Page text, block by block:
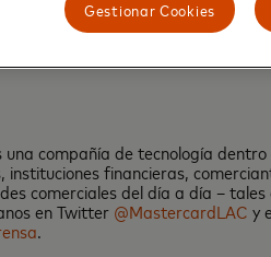
una compañía de tecnología
financieras,
comerciales del día a día –
en Twitter @MastercardLAC y
.
Gestionar Cookies